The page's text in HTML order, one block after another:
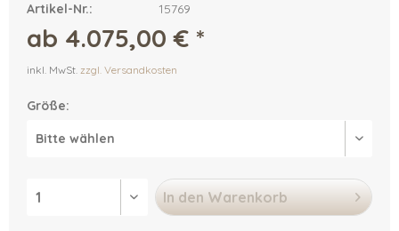
Artikel-Nr.: 15769
ab 4.075,00 € *
inkl. MwSt. zzgl. Versandkosten
Größe:
In den Warenkorb